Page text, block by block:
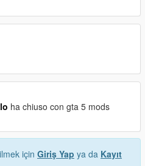
ha chiuso con gta 5 mods
için Giriş Yap ya da Kayıt